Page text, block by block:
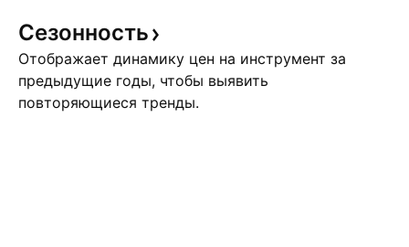
Сезонность
Отображает динамику цен на инструмент за
предыдущие годы, чтобы выявить
повторяющиеся тренды.